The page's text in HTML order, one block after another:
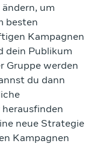
um
besten
Kampagnen
dein Publikum
Gruppe werden
du dann
neue Strategie
Kampagnen